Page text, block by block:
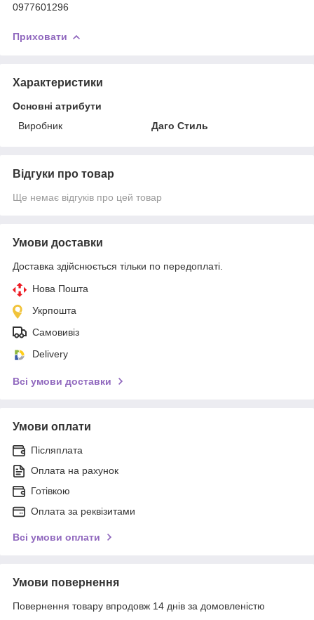
0977601296
Приховати
Характеристики
Основні атрибути
Виробник
Даго Стиль
Відгуки про товар
Ще немає відгуків про цей товар
Умови доставки
Доставка здійснюється тільки по передоплаті.
Нова Пошта
Укрпошта
Самовивіз
Delivery
Всі умови доставки
Умови оплати
Післяплата
Оплата на рахунок
Готівкою
Оплата за реквізитами
Всі умови оплати
Умови повернення
Повернення товару впродовж 14 днів за домовленістю